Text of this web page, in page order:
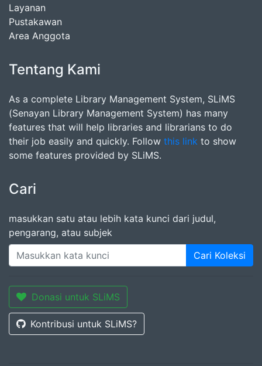
Layanan
Pustakawan
Area Anggota
Tentang Kami
As a complete Library Management System, SLiMS
(Senayan Library Management System) has many
features that will help libraries and librarians to do
their job easily and quickly. Follow this link to show
some features provided by SLiMS.
Cari
masukkan satu atau lebih kata kunci dari judul,
pengarang, atau subjek
Cari Koleksi
Donasi untuk SLiMS
Kontribusi untuk SLiMS?